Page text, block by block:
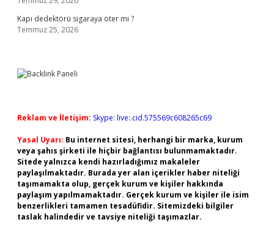
Kapı dedektörü sigaraya öter mi ?
Temmuz 25, 2026
Reklam ve İletişim: Skype: live:.cid.575569c608265c69
Yasal Uyarı: Bu internet sitesi, herhangi bir marka, kurum
veya şahıs şirketi ile hiçbir bağlantısı bulunmamaktadır.
Sitede yalnızca kendi hazırladığımız makaleler
paylaşılmaktadır. Burada yer alan içerikler haber niteliği
taşımamakta olup, gerçek kurum ve kişiler hakkında
paylaşım yapılmamaktadır. Gerçek kurum ve kişiler ile isim
benzerlikleri tamamen tesadüfidir. Sitemizdeki bilgiler
taslak halindedir ve tavsiye niteliği taşımazlar.